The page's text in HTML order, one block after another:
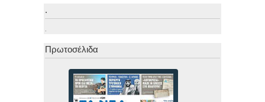
.
.
Πρωτοσέλιδα